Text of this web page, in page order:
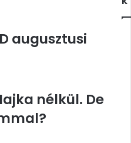
augusztusi
nélkül. De